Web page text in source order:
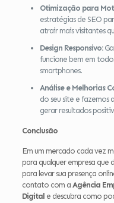
Otimização para
estratégias de SEO
atrair mais visitantes
Design Responsivo:
funcione bem em
smartphones.
Análise e Melhorias
do seu site e fazemos
gerar resultados
Conclusão
Em um mercado cada vez
para qualquer empresa que
para levar sua presença
contato com a Agência
Digital e descubra como